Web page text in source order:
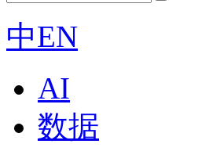
中EN
AI
数据